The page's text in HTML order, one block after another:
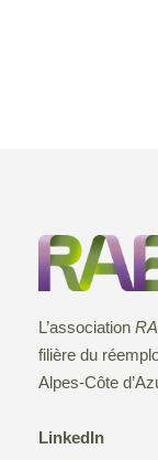
L’association
filière du
LinkedIn